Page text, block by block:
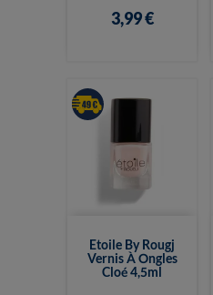
3,99 €
Etoile By Rougj
Vernis À Ongles
Cloé 4,5ml